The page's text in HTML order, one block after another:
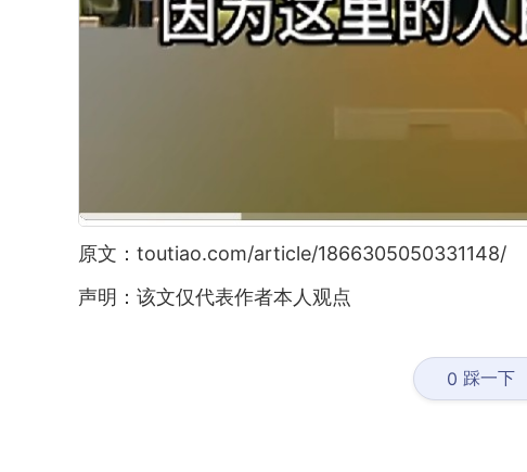
原文：toutiao.com/article/1866305050331148/
声明：该文仅代表作者本人观点
0 踩一下